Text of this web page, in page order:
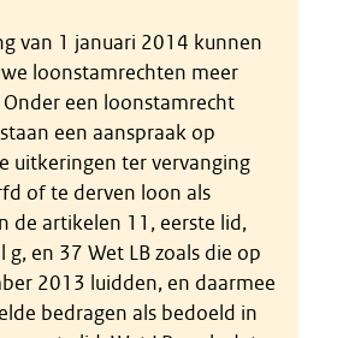
van 1 januari 2014 kunnen
loonstamrechten meer
een loonstamrecht
een aanspraak op
uitkeringen ter vervanging
of te derven loon als
de artikelen 11, eerste lid,
g, en 37 Wet LB zoals die op
2013 luidden, en daarmee
bedragen als bedoeld in